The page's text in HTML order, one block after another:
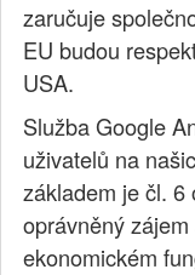
zaručuje
EU budou
USA.
Služba Google
uživatelů na
základem je čl.
oprávněný
ekonomickém